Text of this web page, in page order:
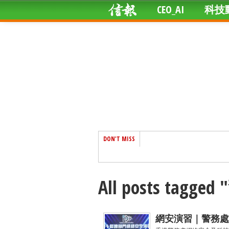
CEO_AI 科技
DON'T MISS
All posts tagged
網安演習｜警務